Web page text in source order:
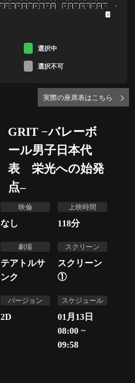
V
10 11 12 13 14 15 16 17 18 19 20 21 22 23 24 25 26 27
選択中
選択不可
実際の座席表はこちら
GRIT −バレーボ
ール男子日本代
表 栄光への始発
点–
映倫
なし
上映時間
118分
劇場
テアトルサ
ンク
スクリーン
スクリーン
①
バージョン
2D
スケジュール
01月13日
08:00 ~
09:58